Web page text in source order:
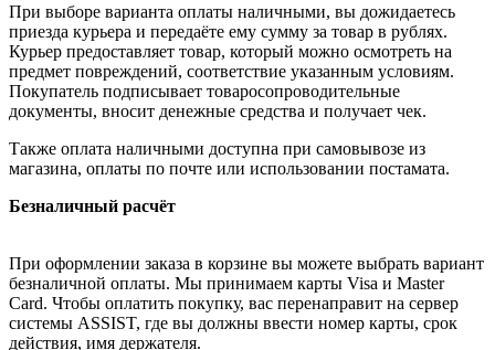
При выборе варианта оплаты наличными, вы дожидаетесь
приезда курьера и передаёте ему сумму за товар в рублях.
Курьер предоставляет товар, который можно осмотреть на
предмет повреждений, соответствие указанным условиям.
Покупатель подписывает товаросопроводительные
документы, вносит денежные средства и получает чек.
Также оплата наличными доступна при самовывозе из
магазина, оплаты по почте или использовании постамата.
Безналичный расчёт
При оформлении заказа в корзине вы можете выбрать вариант
безналичной оплаты. Мы принимаем карты Visa и Master
Card. Чтобы оплатить покупку, вас перенаправит на сервер
системы ASSIST, где вы должны ввести номер карты, срок
действия, имя держателя.